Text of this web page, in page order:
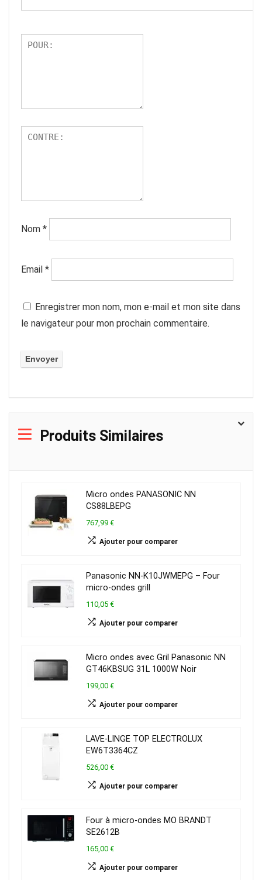
Nom *
Email *
Enregistrer mon nom, mon e-mail et mon site dans
le navigateur pour mon prochain commentaire.
Produits Similaires
Micro ondes PANASONIC NN
CS88LBEPG
767,99 €
Ajouter pour comparer
Panasonic NN-K10JWMEPG – Four
micro-ondes grill
110,05 €
Ajouter pour comparer
Micro ondes avec Gril Panasonic NN
GT46KBSUG 31L 1000W Noir
199,00 €
Ajouter pour comparer
LAVE-LINGE TOP ELECTROLUX
EW6T3364CZ
526,00 €
Ajouter pour comparer
Four à micro-ondes MO BRANDT
SE2612B
165,00 €
Ajouter pour comparer